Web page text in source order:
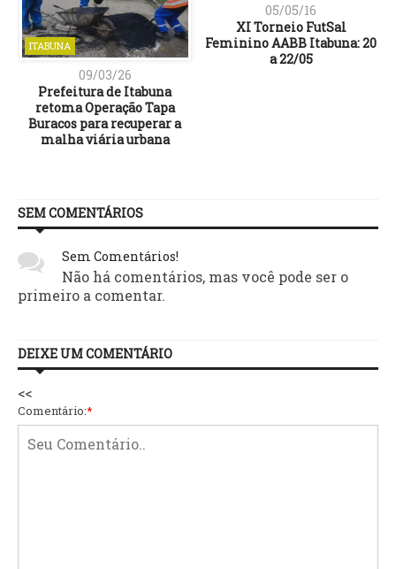
ITABUNA
09/03/26
Prefeitura de Itabuna
retoma Operação Tapa
Buracos para recuperar a
malha viária urbana
05/05/16
XI Torneio FutSal
Feminino AABB Itabuna: 20
a 22/05
SEM COMENTÁRIOS
Sem Comentários!
Não há comentários, mas você pode ser o
primeiro a comentar.
DEIXE UM COMENTÁRIO
<<
Comentário:*